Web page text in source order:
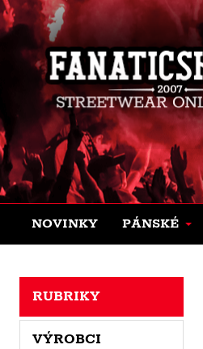
NOVINKY PÁNSKÉ
RUBRIKY
VÝROBCI